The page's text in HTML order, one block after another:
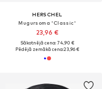
HERSCHEL
Mugursoma 'Classic'
23,96 €
Sākotnējā cena: 74,90 €
Pēdējā zemākā cena:23,96 €